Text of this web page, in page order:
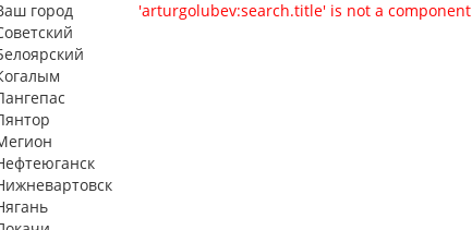
город
'arturgolubev:search.title' is not a component